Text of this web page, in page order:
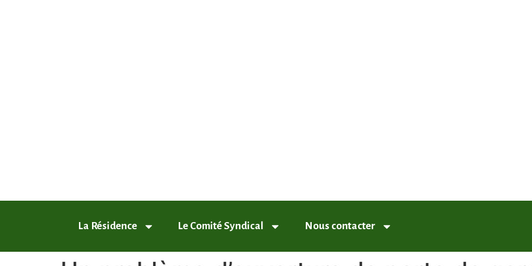
La Résidence Le Comité Syndical Nous contacter